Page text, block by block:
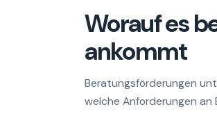
Worauf es
ankommt
Beratungsförderungen
welche Anforderungen